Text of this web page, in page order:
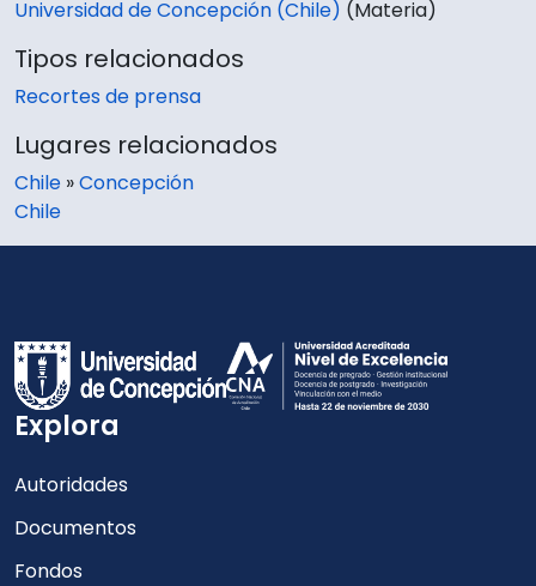
Universidad de Concepción (Chile) (Materia)
Tipos relacionados
Recortes de prensa
Lugares relacionados
Chile »Concepción
Chile
Explora
Autoridades
Documentos
Fondos